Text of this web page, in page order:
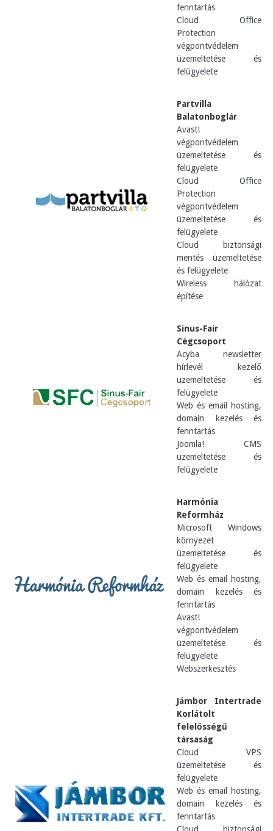
fenntartás
Cloud Office
Protection
végpontvédelem
üzemeltetése és
felügyelete
Partvilla
Balatonboglár
Avast!
végpontvédelem
üzemeltetése és
felügyelete
Cloud Office
Protection
végpontvédelem
üzemeltetése és
felügyelete
Cloud biztonsági
mentés üzemeltetése
és felügyelete
Wireless hálózat
építése
Sinus-Fair
Cégcsoport
Acyba newsletter
hírlevél kezelő
üzemeltetése és
felügyelete
Web és email hosting,
domain kezelés és
fenntartás
Joomla! CMS
üzemeltetése és
felügyelete
Harmónia
Reformház
Microsoft Windows
környezet
üzemeltetése és
felügyelete
Web és email hosting,
domain kezelés és
fenntartás
Avast!
végpontvédelem
üzemeltetése és
felügyelete
Webszerkesztés
Jámbor Intertrade
Korlátolt
felelősségű
társaság
Cloud VPS
üzemeltetése és
felügyelete
Web és email hosting,
domain kezelés és
fenntartás